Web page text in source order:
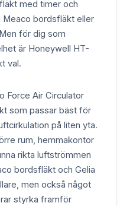
med timer och
Meaco bordsfläkt eller
för dig som
är Honeywell HT-
val.
Force Air Circulator
som passar bäst för
på liten yta.
rum, hemmakontor
rikta luftströmmen
bordsfläkt och Gelia
men också något
styrka framför